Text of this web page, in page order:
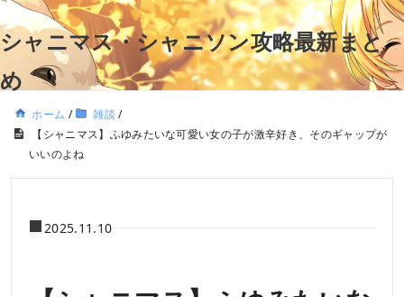
シャニマス・シャニソン攻略最新まと
め
ホーム / 雑談 /
【シャニマス】ふゆみたいな可愛い女の子が激辛好き、そのギャップが
いいのよね
2025.11.10